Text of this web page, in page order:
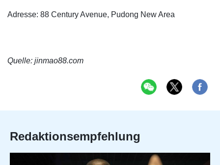
Adresse: 88 Century Avenue, Pudong New Area
Quelle: jinmao88.com
Redaktionsempfehlung